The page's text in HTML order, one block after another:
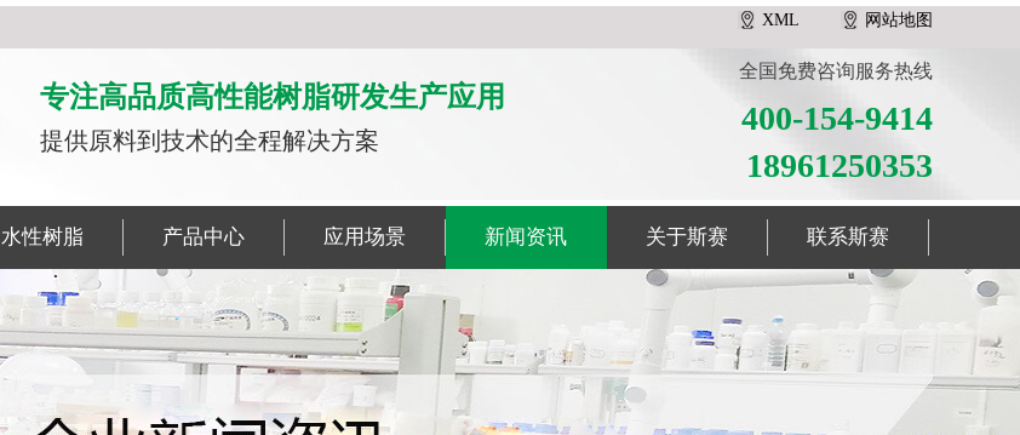
XML 网站地图
专注高品质高性能树脂研发生产应用
提供原料到技术的全程解决方案
全国免费咨询服务热线
400-154-9414
18961250353
水性树脂 产品中心 应用场景 新闻资讯 关于斯赛 联系斯赛